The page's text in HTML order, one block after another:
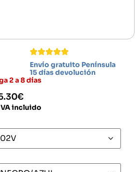
Envío gratuito Península
15 días devolución
2 a 8 días
€
incluido